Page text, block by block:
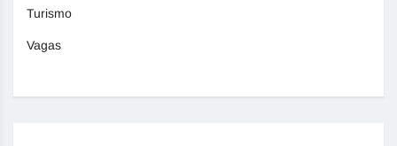
Turismo
Vagas